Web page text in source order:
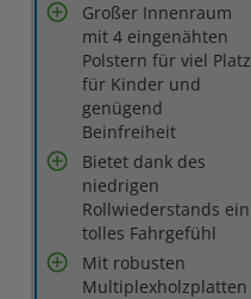
Großer Innenraum
mit 4 eingenähten
Polstern für viel Platz
für Kinder und
genügend
Beinfreiheit
Bietet dank des
niedrigen
Rollwiederstands ein
tolles Fahrgefühl
Mit robusten
Multiplexholzplatten